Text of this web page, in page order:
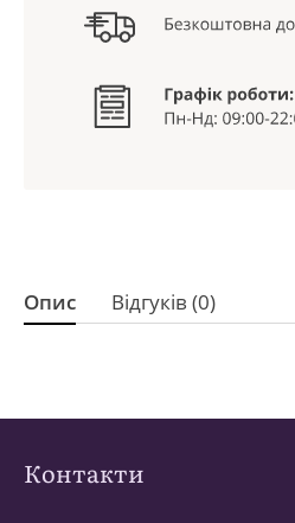
Опис Відгуків (0)
Контакти